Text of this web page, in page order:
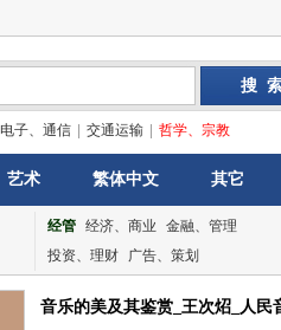
电子、通信 交通运输 哲学、宗教
艺术 繁体中文 其它
经管 经济、商业
金融、管理
投资、理财
广告、策划
音乐的美及其鉴赏_王次炤_人民